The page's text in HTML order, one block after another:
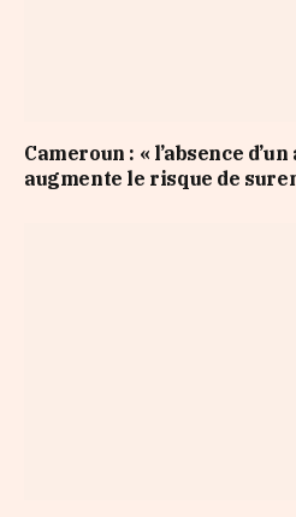
Cameroun : « l’absence
augmente le risque de